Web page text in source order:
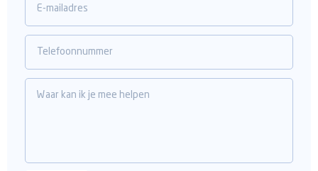
E-mailadres
Telefoonnummer
Waar kan ik je mee helpen